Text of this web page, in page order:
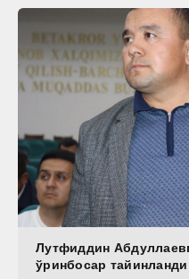
Лутфиддин
ўринбосар тайинланди